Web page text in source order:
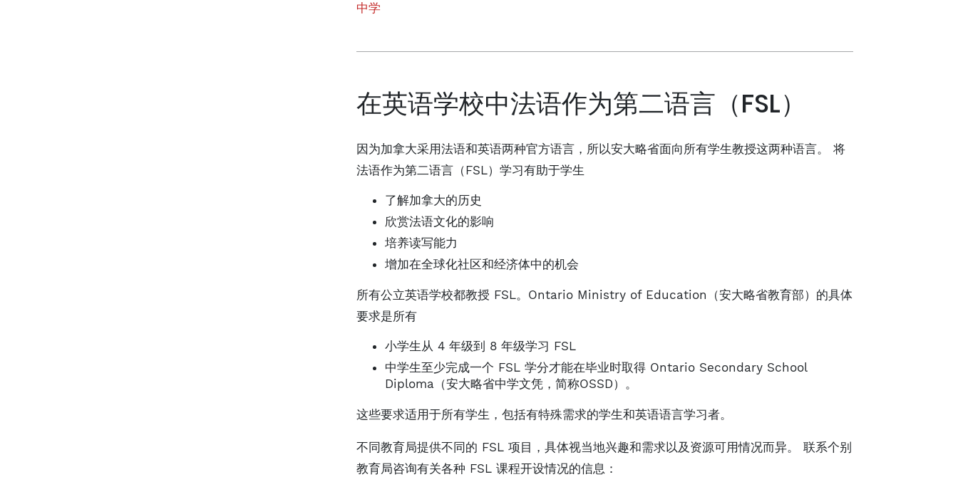
中学
在英语学校中法语作为第二语言（FSL）
因为加拿大采用法语和英语两种官方语言，所以安大略省面向所有学生教授这两种语言。 将
法语作为第二语言（FSL）学习有助于学生
了解加拿大的历史
欣赏法语文化的影响
培养读写能力
增加在全球化社区和经济体中的机会
所有公立英语学校都教授 FSL。Ontario Ministry of Education（安大略省教育部）的具体
要求是所有
小学生从 4 年级到 8 年级学习 FSL
中学生至少完成一个 FSL 学分才能在毕业时取得 Ontario Secondary School
Diploma（安大略省中学文凭，简称OSSD）。
这些要求适用于所有学生，包括有特殊需求的学生和英语语言学习者。
不同教育局提供不同的 FSL 项目，具体视当地兴趣和需求以及资源可用情况而异。 联系个别
教育局咨询有关各种 FSL 课程开设情况的信息：